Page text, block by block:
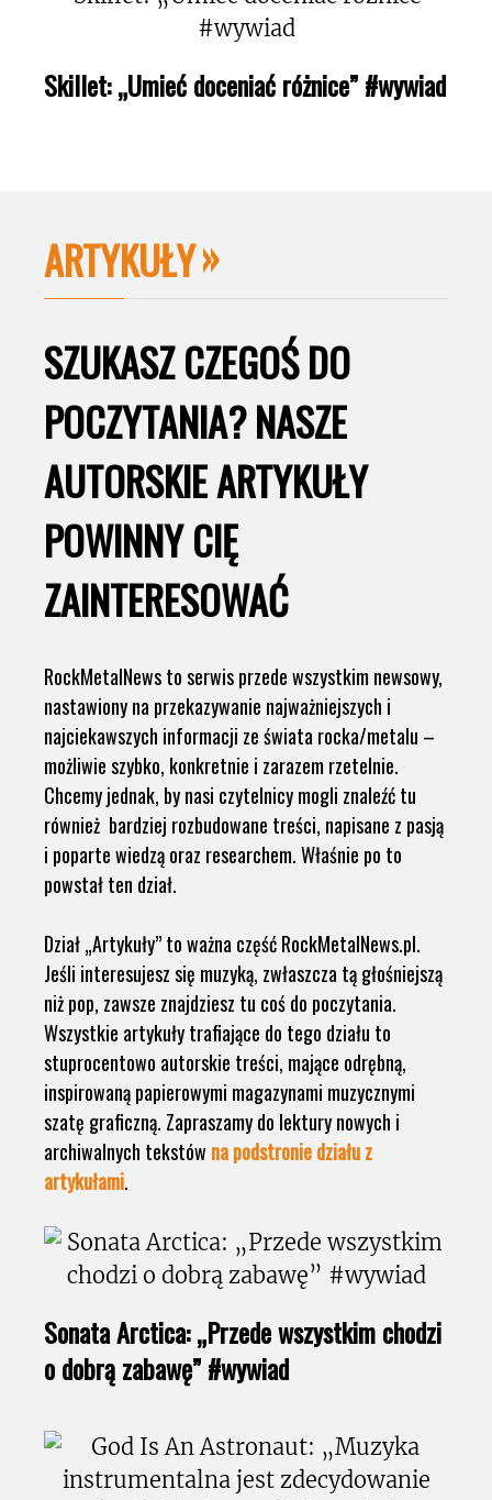
Skillet: „Umieć doceniać różnice” #wywiad
ARTYKUŁY
SZUKASZ CZEGOŚ DO
POCZYTANIA? NASZE
AUTORSKIE ARTYKUŁY
POWINNY CIĘ
ZAINTERESOWAĆ
RockMetalNews to serwis przede wszystkim newsowy,
nastawiony na przekazywanie najważniejszych i
najciekawszych informacji ze świata rocka/metalu –
możliwie szybko, konkretnie i zarazem rzetelnie.
Chcemy jednak, by nasi czytelnicy mogli znaleźć tu
również bardziej rozbudowane treści, napisane z pasją
i poparte wiedzą oraz researchem. Właśnie po to
powstał ten dział.
Dział „Artykuły” to ważna część RockMetalNews.pl.
Jeśli interesujesz się muzyką, zwłaszcza tą głośniejszą
niż pop, zawsze znajdziesz tu coś do poczytania.
Wszystkie artykuły trafiające do tego działu to
stuprocentowo autorskie treści, mające odrębną,
inspirowaną papierowymi magazynami muzycznymi
szatę graficzną. Zapraszamy do lektury nowych i
archiwalnych tekstów na podstronie działu z
artykułami.
Sonata Arctica: „Przede wszystkim chodzi
o dobrą zabawę” #wywiad